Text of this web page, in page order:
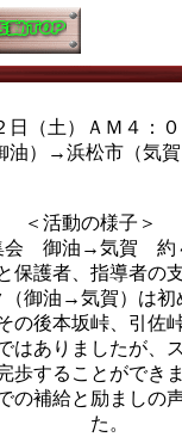
土）ＡＭ４：０
）→浜松市（気
＜活動の様子
会 御油→気賀 約
保護者、指導者の
御油→気賀）は初
の後本坂峠、引佐
はありましたが、
歩することができ
の補給と励ましの
た。